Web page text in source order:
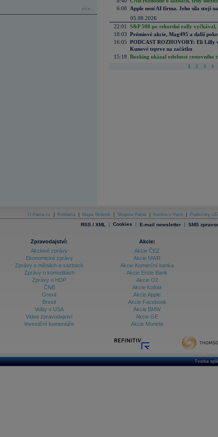
více...
6:08
Apple není AI firma. Jeho síla stojí
05.08.2026
22:01
S&P 500 po rekordní rally vyčkával,
18:03 Prémiové akcie, Mag495 a další
16:05 PODCAST ROZHOVORY: Eli Lilly
Kunové teprve na začátku
15:18 Booking ukázal odolnost cestovního
1 2 3 4
O Patria.cz Reklama Mapa Stránek Skupina Patria Kariéra v Patrii Podmínky
RSS / XML | Cookies | E-mail newsletter | SMS
Zpravodajství:
Akciové zprávy
Ekonomické zprávy
Zprávy o měnách a sazbách
Zprávy o komoditách
Zprávy o HDP
ČNB
Grexit
Brexit
Volby v USA
Video zpravodajství
Investiční komentáře
Akcie:
Akcie ČEZ
Akcie NWR
Akcie Komerční banka
Akcie Erste Bank
Akcie O2
Akcie Kofola
Akcie Apple
Akcie Facebook
Akcie BMW
Akcie GE
Akcie Moneta
Tvorba